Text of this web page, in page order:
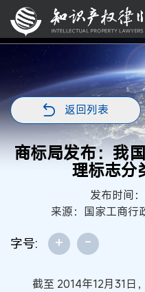
返回列表
商标局发布：我
理标志分
发布时间
来源：国家工商行
字号: + -
截至 2014年12月31日